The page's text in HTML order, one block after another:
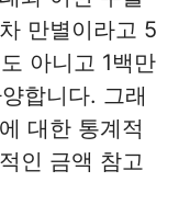
만별이라고 5
아니고 1백만
합니다. 그래
대한 통계적
인 금액 참고